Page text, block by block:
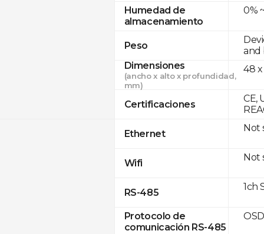
Humedad de
almacenamiento
Peso
Dimensiones
(ancho x alto x profundidad,
mm)
Certificaciones
Ethernet
Wifi
RS-485
Protocolo de
comunicación RS-485
0%
and
48 x
CE,
Not
Not
1ch